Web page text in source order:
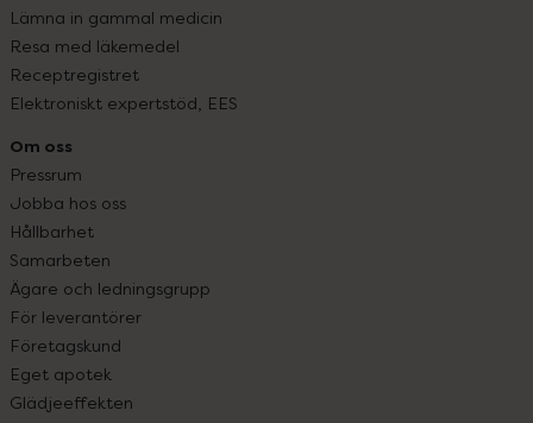
Lämna in gammal medicin
Resa med läkemedel
Receptregistret
Elektroniskt expertstöd, EES
Om oss
Pressrum
Jobba hos oss
Hållbarhet
Samarbeten
Ägare och ledningsgrupp
För leverantörer
Företagskund
Eget apotek
Glädjeeffekten